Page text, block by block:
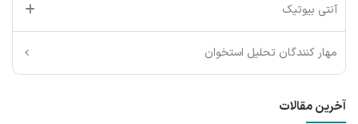
آنتی بیوتیک
مهار کنندگان تحلیل استخوان
آخرین مقالات